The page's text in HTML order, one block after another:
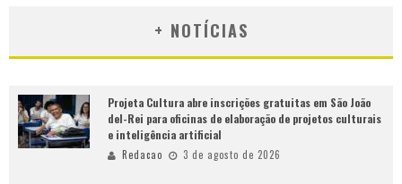
+ NOTÍCIAS
Projeta Cultura abre inscrições gratuitas em São João
del-Rei para oficinas de elaboração de projetos culturais
e inteligência artificial
Redacao 3 de agosto de 2026